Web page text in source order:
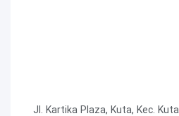
Jl. Kartika Plaza, Kuta, Kec.